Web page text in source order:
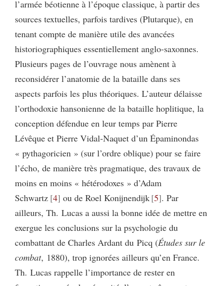
l’armée béotienne à l’époque classique, à partir des
sources textuelles, parfois tardives (Plutarque), en
tenant compte de manière utile des avancées
historiographiques essentiellement anglo-saxonnes.
Plusieurs pages de l’ouvrage nous amènent à
reconsidérer l’anatomie de la bataille dans ses
aspects parfois les plus théoriques. L’auteur délaisse
l’orthodoxie hansonienne de la bataille hoplitique, la
conception défendue en leur temps par Pierre
Lévêque et Pierre Vidal-Naquet d’un Épaminondas
« pythagoricien » (sur l’ordre oblique) pour se faire
l’écho, de manière très pragmatique, des travaux de
moins en moins « hétérodoxes » d’Adam
Schwartz 4 ou de Roel Konijnendijk 5 . Par
ailleurs, Th. Lucas a aussi la bonne idée de mettre en
exergue les conclusions sur la psychologie du
combattant de Charles Ardant du Picq (Études sur le
combat, 1880), trop ignorées ailleurs qu’en France.
Th. Lucas rappelle l’importance de rester en